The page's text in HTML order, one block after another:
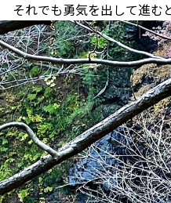
それでも勇気を出して進